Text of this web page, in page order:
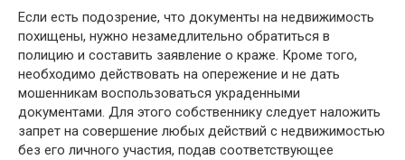
Если есть подозрение, что документы на недвижимость
похищены, нужно незамедлительно обратиться в
полицию и составить заявление о краже. Кроме того,
необходимо действовать на опережение и не дать
мошенникам воспользоваться украденными
документами. Для этого собственнику следует наложить
запрет на совершение любых действий с недвижимостью
без его личного участия, подав соответствующее